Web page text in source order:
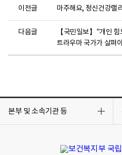
이전글 마주해요, 정신건강랠
다음글
【국민일보】"개인
트라우마 국가가 살펴
본부 및 소속기관 등
기
기